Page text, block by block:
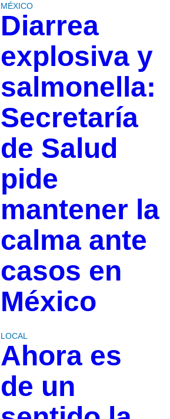
MÉXICO
Diarrea
explosiva y
salmonella:
Secretaría
de Salud
pide
mantener la
calma ante
casos en
México
LOCAL
Ahora es
de un